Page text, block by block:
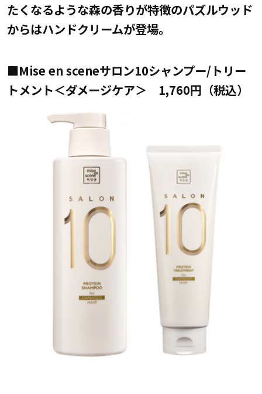
たくなるような森の香りが特徴のパズルウッド
からはハンドクリームが登場。
■Mise en sceneサロン10シャンプー/トリー
トメント＜ダメージケア＞ 1,760円（税込）